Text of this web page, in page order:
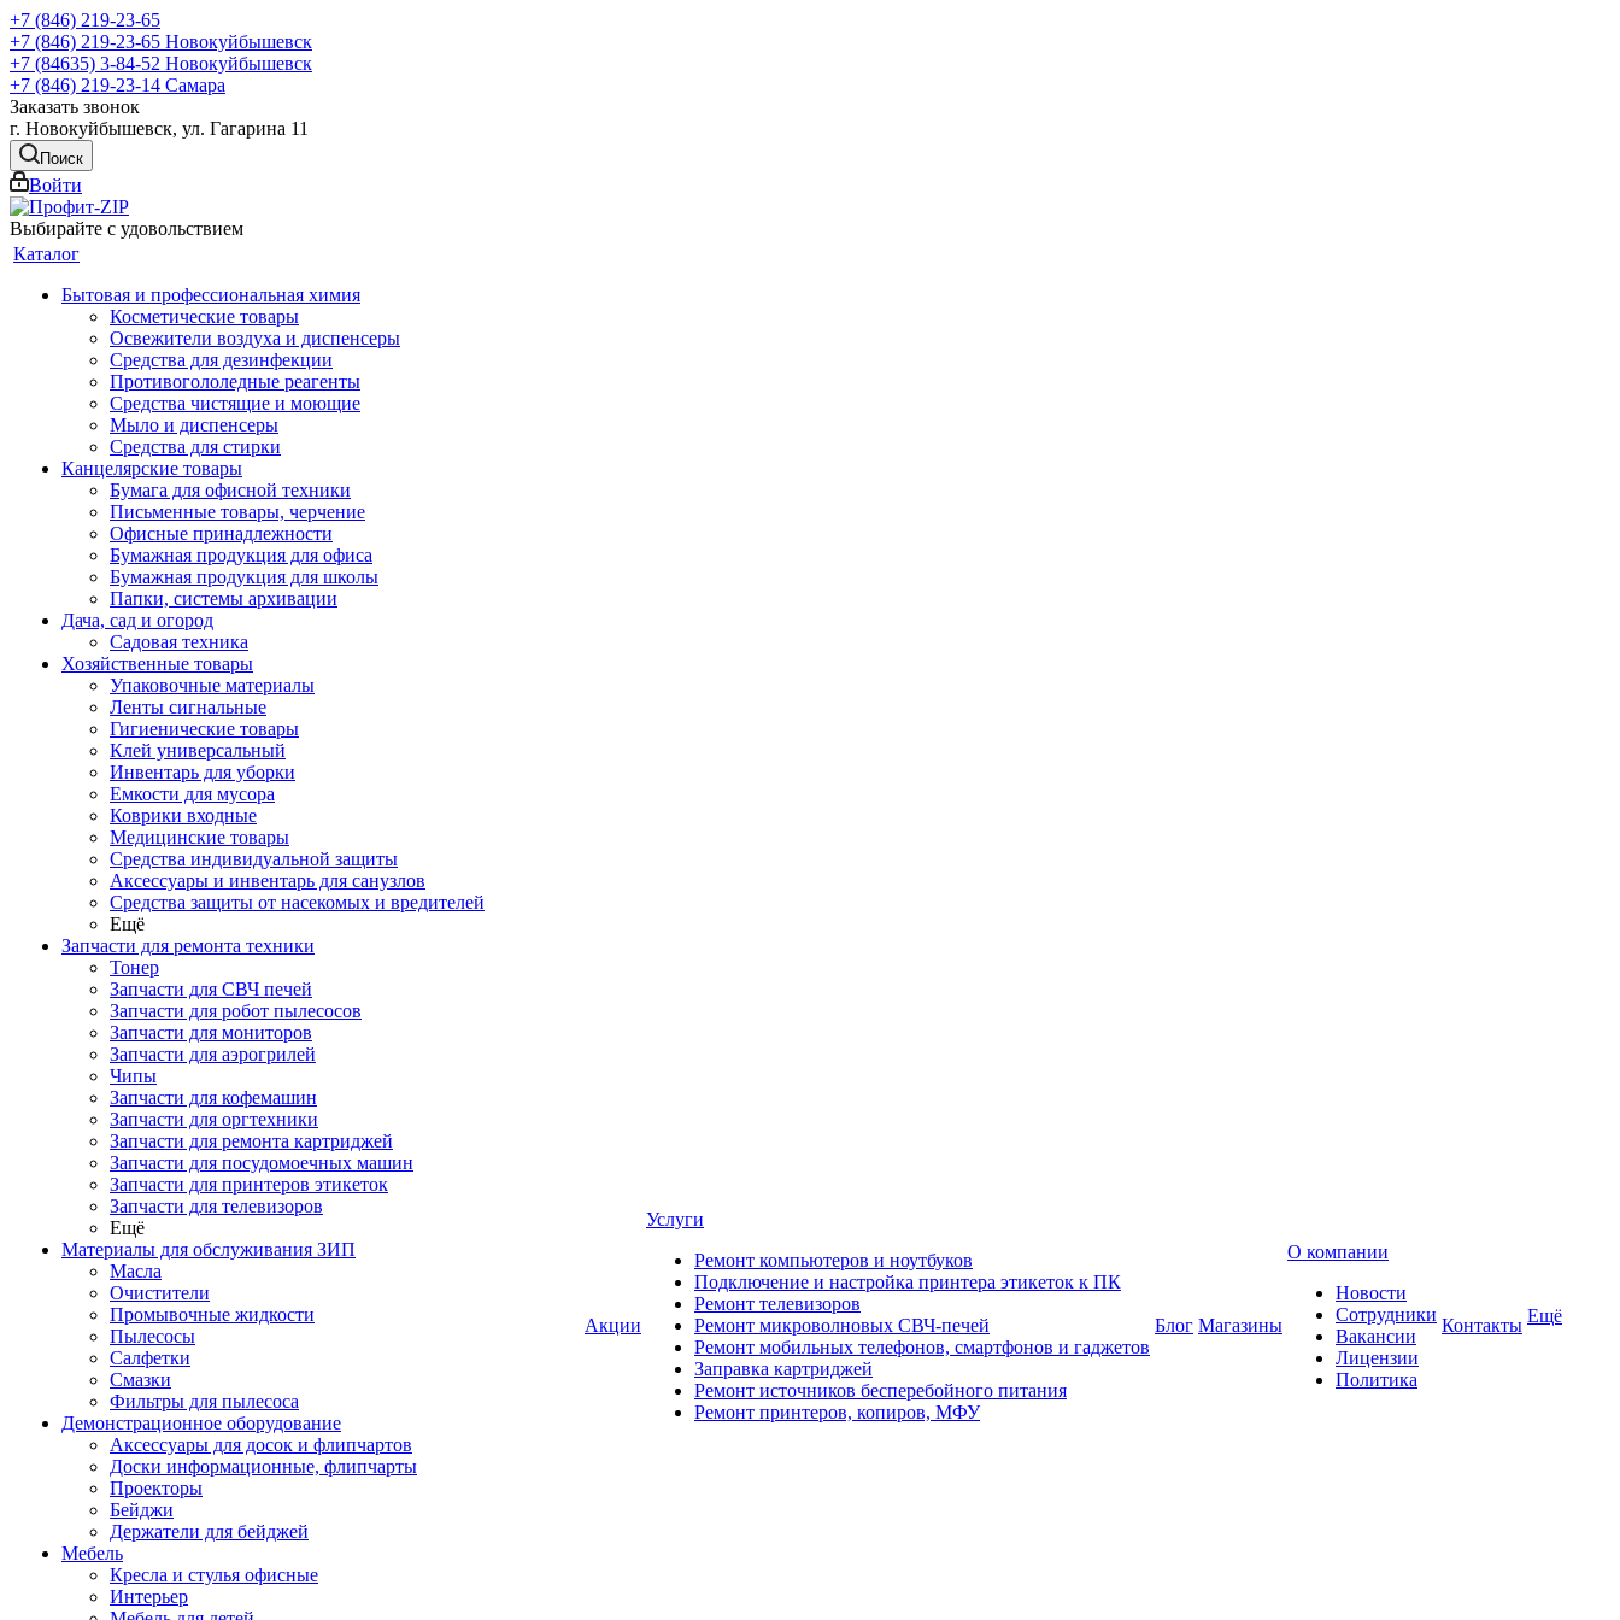
+7 (846) 219-23-65
+7 (846) 219-23-65 Новокуйбышевск
+7 (84635) 3-84-52 Новокуйбышевск
+7 (846) 219-23-14 Самара
Заказать звонок
г. Новокуйбышевск, ул. Гагарина 11
Поиск
Войти
Выбирайте с удовольствием
Каталог
Бытовая и профессиональная химия
Косметические товары
Освежители воздуха и диспенсеры
Средства для дезинфекции
Противогололедные реагенты
Средства чистящие и моющие
Мыло и диспенсеры
Средства для стирки
Канцелярские товары
Бумага для офисной техники
Письменные товары, черчение
Офисные принадлежности
Бумажная продукция для офиса
Бумажная продукция для школы
Папки, системы архивации
Дача, сад и огород
Садовая техника
Хозяйственные товары
Упаковочные материалы
Ленты сигнальные
Гигиенические товары
Клей универсальный
Инвентарь для уборки
Емкости для мусора
Коврики входные
Медицинские товары
Средства индивидуальной защиты
Аксессуары и инвентарь для санузлов
Средства защиты от насекомых и вредителей
Ещё
Запчасти для ремонта техники
Тонер
Запчасти для СВЧ печей
Запчасти для робот пылесосов
Запчасти для мониторов
Запчасти для аэрогрилей
Чипы
Запчасти для кофемашин
Запчасти для оргтехники
Запчасти для ремонта картриджей
Запчасти для посудомоечных машин
Запчасти для принтеров этикеток
Запчасти для телевизоров
Ещё
Материалы для обслуживания ЗИП
Масла
Очистители
Промывочные жидкости
Пылесосы
Салфетки
Смазки
Фильтры для пылесоса
Демонстрационное оборудование
Аксессуары для досок и флипчартов
Доски информационные, флипчарты
Проекторы
Бейджи
Держатели для бейджей
Мебель
Кресла и стулья офисные
Интерьер
Акции
Услуги
Ремонт компьютеров и ноутбуков
Подключение и настройка принтера этикеток к ПК
Ремонт телевизоров
Ремонт микроволновых СВЧ-печей
Ремонт мобильных телефонов, смартфонов и гаджетов
Заправка картриджей
Ремонт источников бесперебойного питания
Ремонт принтеров, копиров, МФУ
Блог Магазины
О компании
Новости
Сотрудники
Вакансии
Лицензии
Политика
Контакты Ещё